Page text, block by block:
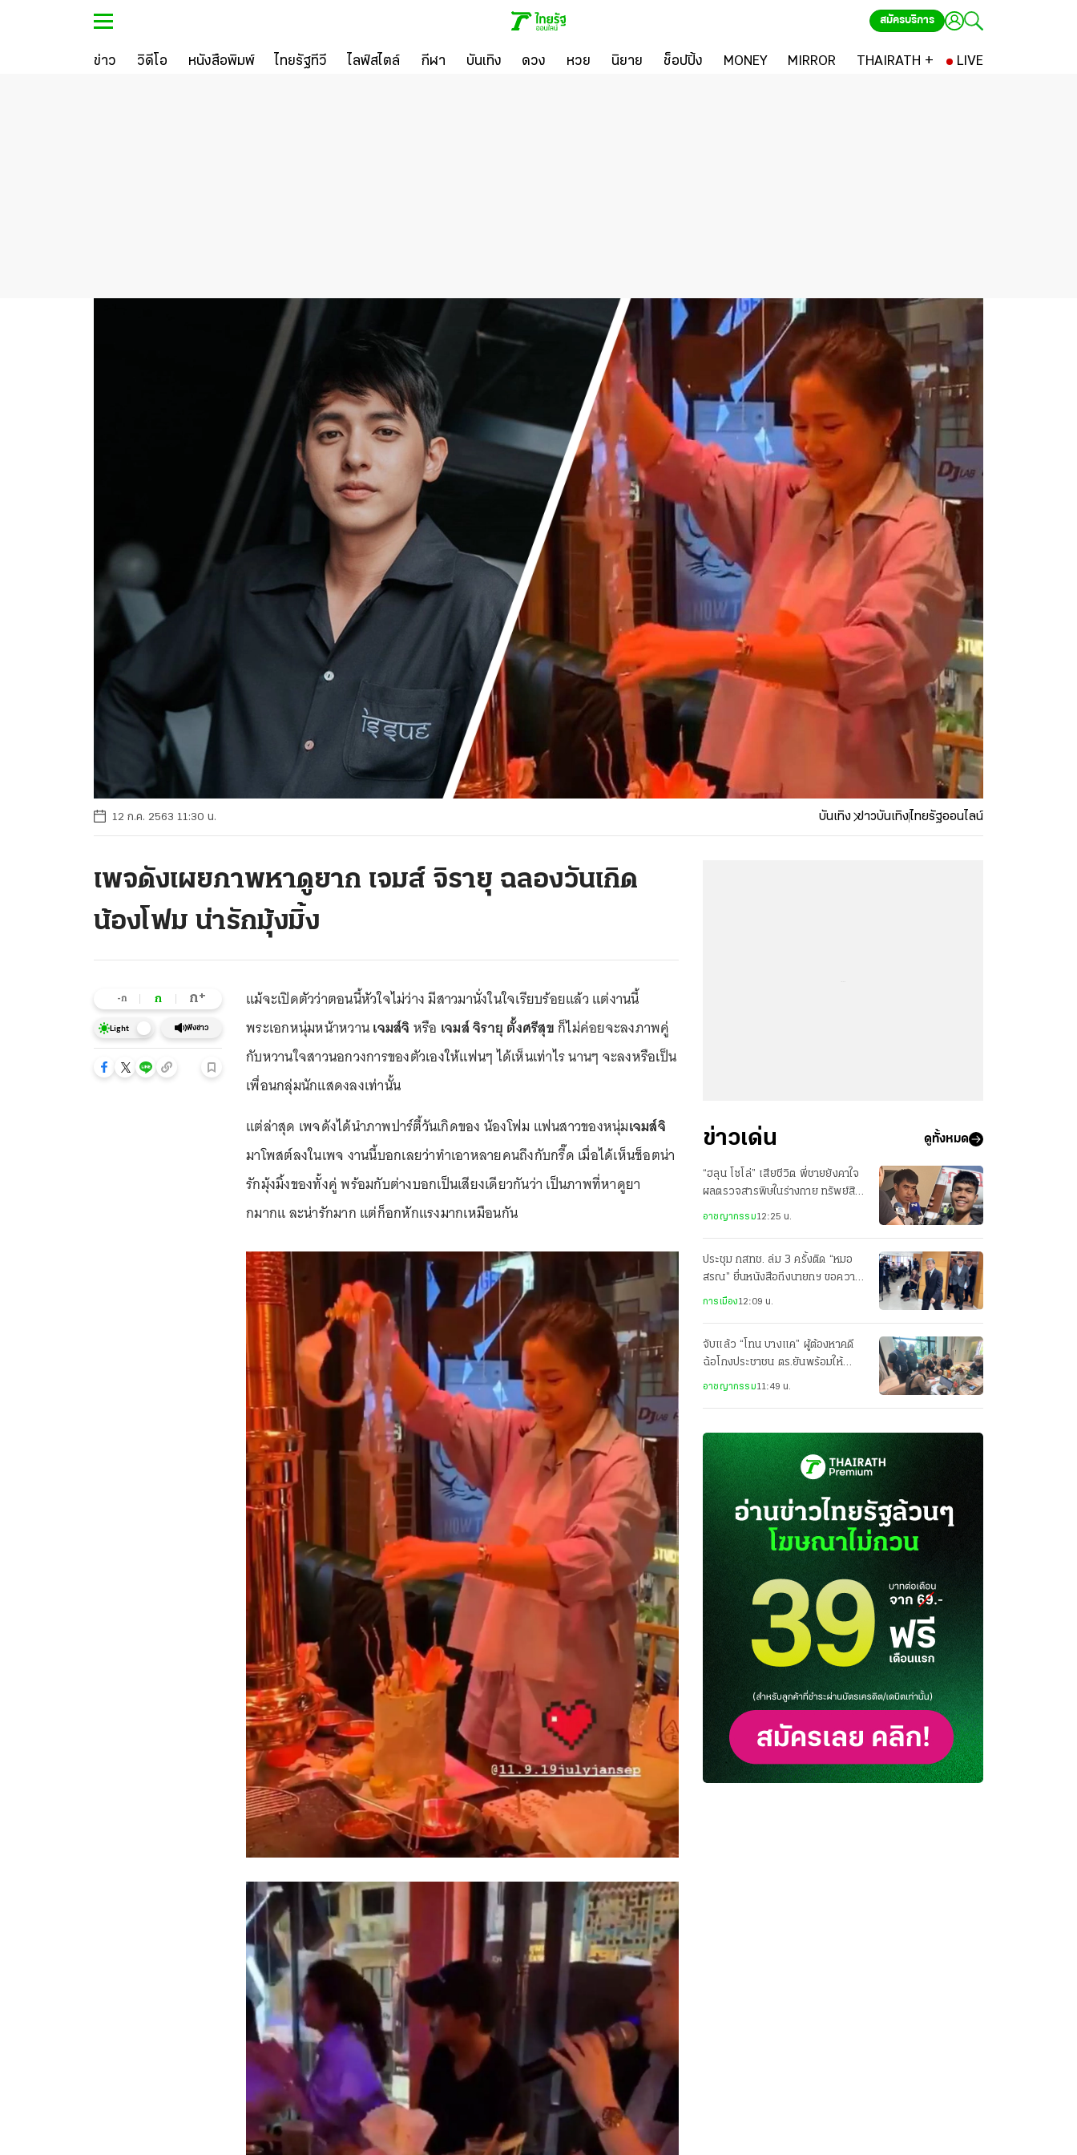
สมัครบริการ
ข่าว วิดีโอ หนังสือพิมพ์ ไทยรัฐทีวี ไลฟ์สไตล์ กีฬา บันเทิง ดวง หวย นิยาย ช็อปปิ้ง MONEY MIRROR THAIRATH + LIVE
12 ก.ค. 2563 11:30 น. บันเทิง ข่าวบันเทิงไทยรัฐออนไลน์
เพจดังเผยภาพหาดูยาก เจมส์ จิรายุ ฉลองวันเกิด
น้องโฟม น่ารักมุ้งมิ้ง
-ก ก ก+
Light ฟังข่าว
แม้จะเปิดตัวว่าตอนนี้หัวใจไม่ว่าง มีสาวมานั่งในใจเรียบร้อยแล้ว แต่งานนี้
พระเอกหนุ่มหน้าหวานเจมส์จิ หรือ เจมส์ จิรายุ ตั้งศรีสุขก็ไม่ค่อยจะลงภาพคู่
กับหวานใจสาวนอกวงการของตัวเองให้แฟนๆ ได้เห็นเท่าไร นานๆ จะลงหรือเป็น
เพื่อนกลุ่มนักแสดงลงเท่านั้น
แต่ล่าสุด เพจดังได้นำภาพปาร์ตี้วันเกิดของ น้องโฟม แฟนสาวของหนุ่มเจมส์จิ
มาโพสต์ลงในเพจ งานนี้บอกเลยว่าทำเอาหลายคนถึงกับกรี๊ด เมื่อได้เห็นช็อตน่า
รักมุ้งมิ้งของทั้งคู่ พร้อมกับต่างบอกเป็นเสียงเดียวกันว่า เป็นภาพที่หาดูยา
กมากแ ละน่ารักมาก แต่ก็อกหักแรงมากเหมือนกัน
ข่าวเด่น ดูทั้งหมด
“ฮลุน โซโล่” เสียชีวิต พี่ชายยังคาใจ
ผลตรวจสารพิษในร่างกาย ทรัพย์สิน
อาชญากรรม12:25 น.
ประชุม กสทช. ล่ม 3 ครั้งติด “หมอ
สรณ” ยื่นหนังสือถึงนายกฯ ขอความ
เป็นธรรม
การเมือง12:09 น.
จับแล้ว “โทน บางแค” ผู้ต้องหาคดี
ฉ้อโกงประชาชน ตร.ยันพร้อมให้
อาชญากรรม11:49 น.